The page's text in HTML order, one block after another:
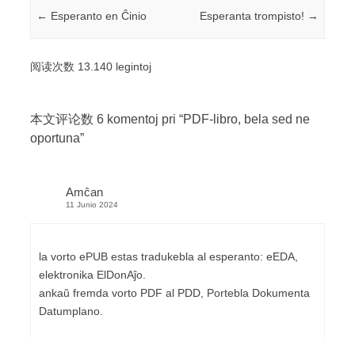
Post navigation
← Esperanto en Ĉinio Esperanta trompisto! →
阅读次数 13.140 legintoj
本文评论数 6 komentoj pri “PDF-libro, bela sed ne
oportuna”
Amĉan
11 Junio 2024
la vorto ePUB estas tradukebla al esperanto: eEDA,
elektronika ElDonAĵo.
ankaŭ fremda vorto PDF al PDD, Portebla Dokumenta
Datumplano.